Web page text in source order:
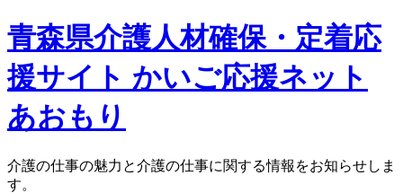
青森県介護人材確保・定着応
援サイト かいご応援ネット
あおもり
介護の仕事の魅力と介護の仕事に関する情報をお知らせしま
す。